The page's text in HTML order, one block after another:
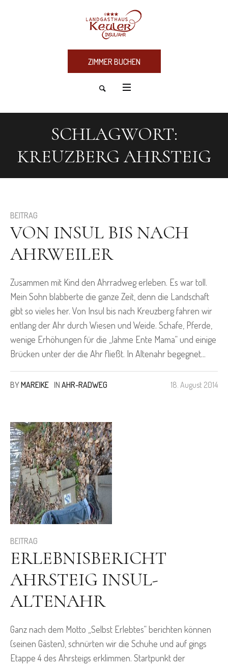
ZIMMER BUCHEN
SCHLAGWORT:
KREUZBERG AHRSTEIG
BEITRAG
VON INSUL BIS NACH
AHRWEILER
Zusammen mit Kind den Ahrradweg erleben. Es war toll.
Mein Sohn blabberte die ganze Zeit, denn die Landschaft
gibt so vieles her. Von Insul bis nach Kreuzberg fahren wir
entlang der Ahr durch Wiesen und Weide. Schafe, Pferde,
wenige Erhöhungen für die „lahme Ente Mama“ und einige
Brücken unter der die Ahr fließt. In Altenahr begegnet...
18. August 2014
BYMAREIKE IN AHR-RADWEG
BEITRAG
ERLEBNISBERICHT
AHRSTEIG INSUL-
ALTENAHR
Ganz nach dem Motto „Selbst Erlebtes“ berichten können
(seinen Gästen), schnürten wir die Schuhe und auf gings
Etappe 4 des Ahrsteigs erklimmen. Startpunkt der